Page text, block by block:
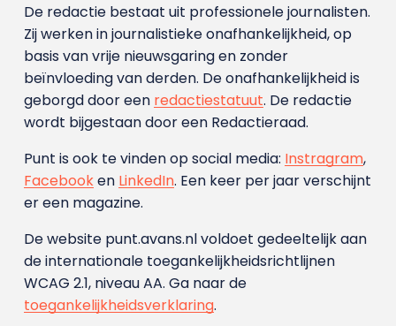
De redactie bestaat uit professionele journalisten.
Zij werken in journalistieke onafhankelijkheid, op
basis van vrije nieuwsgaring en zonder
beïnvloeding van derden. De onafhankelijkheid is
geborgd door een redactiestatuut. De redactie
wordt bijgestaan door een Redactieraad.
Punt is ook te vinden op social media: Instragram,
Facebooken LinkedIn. Een keer per jaar verschijnt
er een magazine.
De website punt.avans.nl voldoet gedeeltelijk aan
de internationale toegankelijkheidsrichtlijnen
WCAG 2.1, niveau AA. Ga naar de
toegankelijkheidsverklaring.